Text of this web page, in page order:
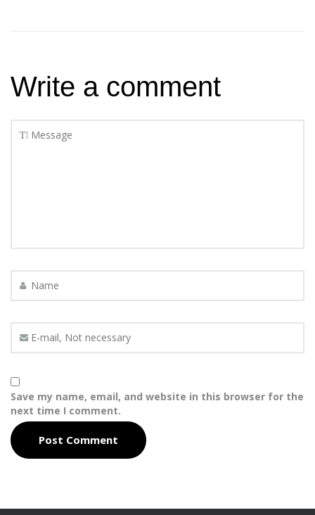
Write a comment
Save my name, email, and website in this browser for the
next time I comment.